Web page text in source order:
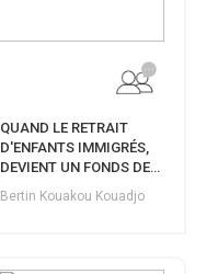
QUAND LE RETRAIT
D'ENFANTS IMMIGRÉS,
DEVIENT UN FONDS DE
COMMERCE
Bertin Kouakou Kouadjo